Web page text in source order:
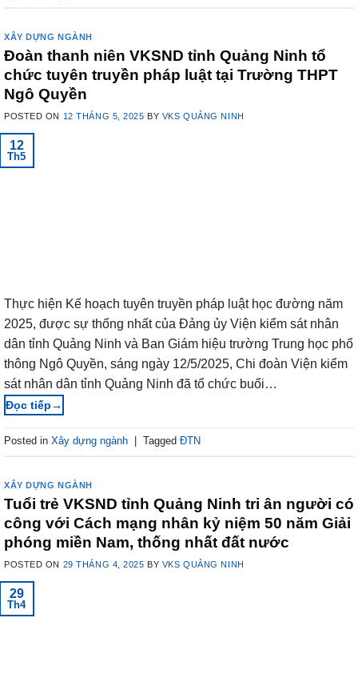
XÂY DỰNG NGÀNH
Đoàn thanh niên VKSND tỉnh Quảng Ninh tổ
chức tuyên truyền pháp luật tại Trường THPT
Ngô Quyền
POSTED ON 12 THÁNG 5, 2025 BY VKS QUẢNG NINH
12
Th5
Thực hiện Kế hoạch tuyên truyền pháp luật học đường năm
2025, được sự thống nhất của Đảng ủy Viện kiểm sát nhân
dân tỉnh Quảng Ninh và Ban Giám hiệu trường Trung học phổ
thông Ngô Quyền, sáng ngày 12/5/2025, Chi đoàn Viện kiểm
sát nhân dân tỉnh Quảng Ninh đã tổ chức buổi…
→
Posted in Xây dựng ngành Tagged ĐTN
XÂY DỰNG NGÀNH
Tuổi trẻ VKSND tỉnh Quảng Ninh tri ân người có
công với Cách mạng nhân kỷ niệm 50 năm Giải
phóng miền Nam, thống nhất đất nước
POSTED ON 29 THÁNG 4, 2025 BY VKS QUẢNG NINH
29
Th4